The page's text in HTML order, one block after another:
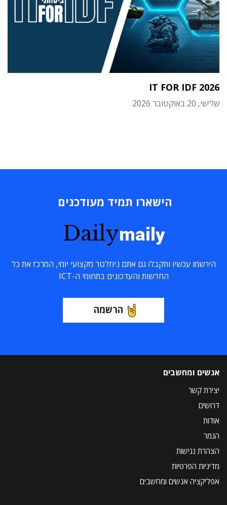
IT FOR IDF 2026
שלישי, 20 באוקטובר 2026
הישארו תמיד מעודכנים
Dailymaily
הירשמו עכשיו ותקבלו גם אתם ניוזלטר מקצועי יומי, המרכז את כל
החדשות והעדכונים בתחומי ה-ICT
הרשמה
אנשים ומחשבים
יצירת קשר
דרושים
אודות
הנמר
הצהרת נגישות
מדיניות הפרטיות
אפליקציה אנשים ומחשבים